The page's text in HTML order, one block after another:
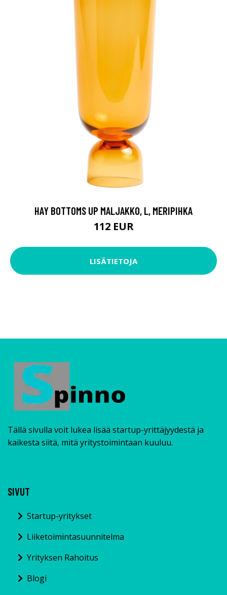
HAY BOTTOMS UP MALJAKKO, L, MERIPIHKA
112 EUR
LISÄTIETOJA
Tällä sivulla voit lukea lisää startup-yrittäjyydestä ja
kaikesta siitä, mitä yritystoimintaan kuuluu.
SIVUT
Startup-yritykset
Liiketoimintasuunnitelma
Yrityksen Rahoitus
Blogi